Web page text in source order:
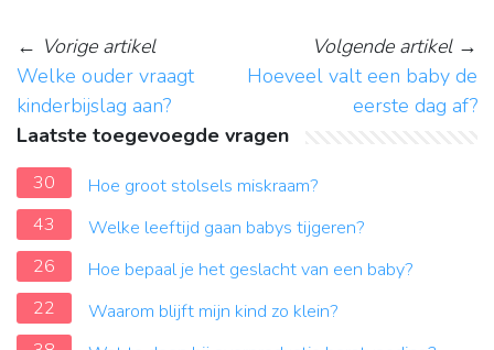
← Vorige artikel
Welke ouder vraagt
kinderbijslag aan?
Volgende artikel→
Hoeveel valt een baby de
eerste dag af?
Laatste toegevoegde vragen
30
Hoe groot stolsels miskraam?
43
Welke leeftijd gaan babys tijgeren?
26
Hoe bepaal je het geslacht van een baby?
22
Waarom blijft mijn kind zo klein?